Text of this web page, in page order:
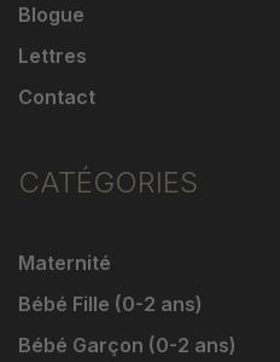
Blogue
Lettres
Contact
CATÉGORIES
Maternité
Bébé Fille (0-2 ans)
Bébé Garçon (0-2 ans)